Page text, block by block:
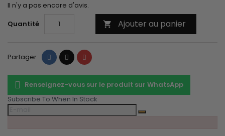
Il n'y a pas encore d'avis.
Quantité
 Ajouter au panier
Partager PartagerTweet Pinterest
Renseignez-vous sur le produit sur WhatsApp
Subscribe To When In Stock